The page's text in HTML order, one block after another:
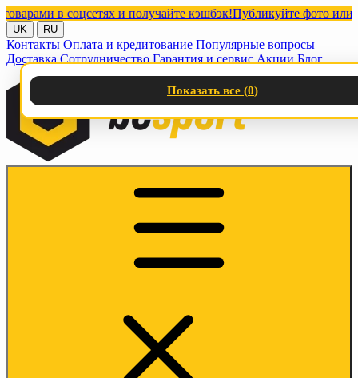
в соцсетях и получайте кэшбэк!Публикуйте фото или
UK RU
Контакты Оплата и кредитование Популярные вопросы
Доставка Сотрудничество Гарантия и сервис Акции Блог
Показать все (0)